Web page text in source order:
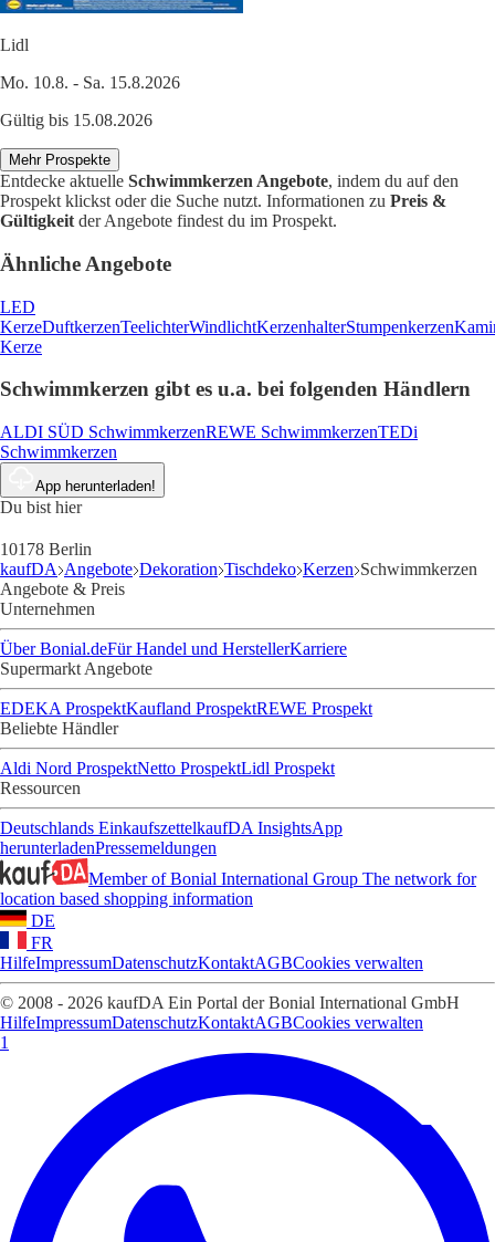
Lidl
Mo. 10.8. - Sa. 15.8.2026
Gültig bis 15.08.2026
Mehr Prospekte
Entdecke aktuelle Schwimmkerzen Angebote, indem du auf den
Prospekt klickst oder die Suche nutzt. Informationen zu Preis &
Gültigkeit der Angebote findest du im Prospekt.
Ähnliche Angebote
LED
KerzeDuftkerzenTeelichterWindlichtKerzenhalterStumpenkerzen
Kerze
Schwimmkerzen gibt es u.a. bei folgenden Händlern
ALDI SÜD SchwimmkerzenREWE SchwimmkerzenTEDi
Schwimmkerzen
App herunterladen!
Du bist hier
10178 Berlin
kaufDA Angebote Dekoration Tischdeko Kerzen Schwimmkerzen
Angebote & Preis
Unternehmen
Über Bonial.deFür Handel und HerstellerKarriere
Supermarkt Angebote
EDEKA ProspektKaufland ProspektREWE Prospekt
Beliebte Händler
Aldi Nord ProspektNetto ProspektLidl Prospekt
Ressourcen
Deutschlands EinkaufszettelkaufDA InsightsApp
herunterladenPressemeldungen
Member of Bonial International Group The network for
location based shopping information
DE
FR
HilfeImpressumDatenschutzKontaktAGBCookies verwalten
© 2008 - 2026 kaufDA Ein Portal der Bonial International GmbH
HilfeImpressumDatenschutzKontaktAGBCookies verwalten
1